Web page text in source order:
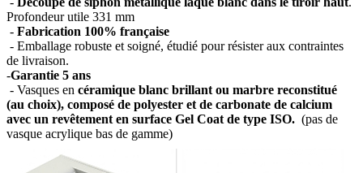
Profondeur utile 331 mm
- Fabrication 100% française
- Emballage robuste et soigné, étudié pour résister aux contraintes
de livraison.
-Garantie 5 ans
- Vasques en céramique blanc brillant ou marbre reconstitué
(au choix), composé de polyester et de carbonate de calcium
avec un revêtement en surface Gel Coat de type ISO. (pas de
vasque acrylique bas de gamme)